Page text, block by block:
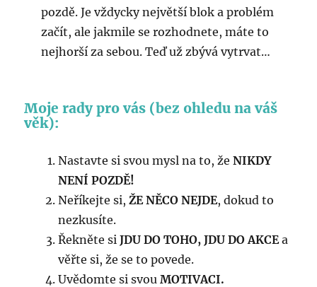
pozdě. Je vždycky největší blok a problém
začít, ale jakmile se rozhodnete, máte to
nejhorší za sebou. Teď už zbývá vytrvat…
Moje rady pro vás (bez ohledu na váš
věk):
Nastavte si svou mysl na to, žeNIKDY
NENÍ POZDĚ!
Neříkejte si,ŽE NĚCO NEJDE, dokud to
nezkusíte.
Řekněte siJDU DO TOHO, JDU DO AKCEa
věřte si, že se to povede.
Uvědomte si svouMOTIVACI.